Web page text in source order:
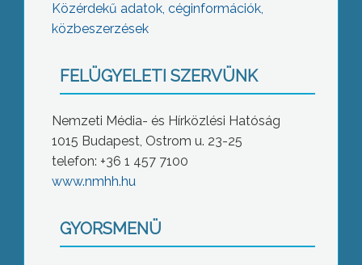
Közérdekű adatok, céginformációk,
közbeszerzések
FELÜGYELETI SZERVÜNK
Nemzeti Média- és Hírközlési Hatóság
1015 Budapest, Ostrom u. 23-25
telefon: +36 1 457 7100
www.nmhh.hu
GYORSMENÜ